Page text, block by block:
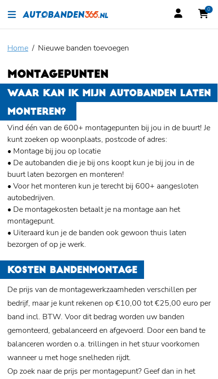
0
Home Nieuwe banden toevoegen
MONTAGEPUNTEN
WAAR KAN IK MIJN AUTOBANDEN LATEN
MONTEREN?
Vind één van de 600+ montagepunten bij jou in de buurt! Je
kunt zoeken op woonplaats, postcode of adres:
• Montage bij jou op locatie
• De autobanden die je bij ons koopt kun je bij jou in de
buurt laten bezorgen en monteren!
• Voor het monteren kun je terecht bij 600+ aangesloten
autobedrijven.
• De montagekosten betaalt je na montage aan het
montagepunt.
• Uiteraard kun je de banden ook gewoon thuis laten
bezorgen of op je werk.
KOSTEN BANDENMONTAGE
De prijs van de montagewerkzaamheden verschillen per
bedrijf, maar je kunt rekenen op €10,00 tot €25,00 euro per
band incl. BTW. Voor dit bedrag worden uw banden
gemonteerd, gebalanceerd en afgevoerd. Door een band te
balanceren worden o.a. trillingen in het stuur voorkomen
wanneer u met hoge snelheden rijdt.
Op zoek naar de prijs per montagepunt? Geef dan in het